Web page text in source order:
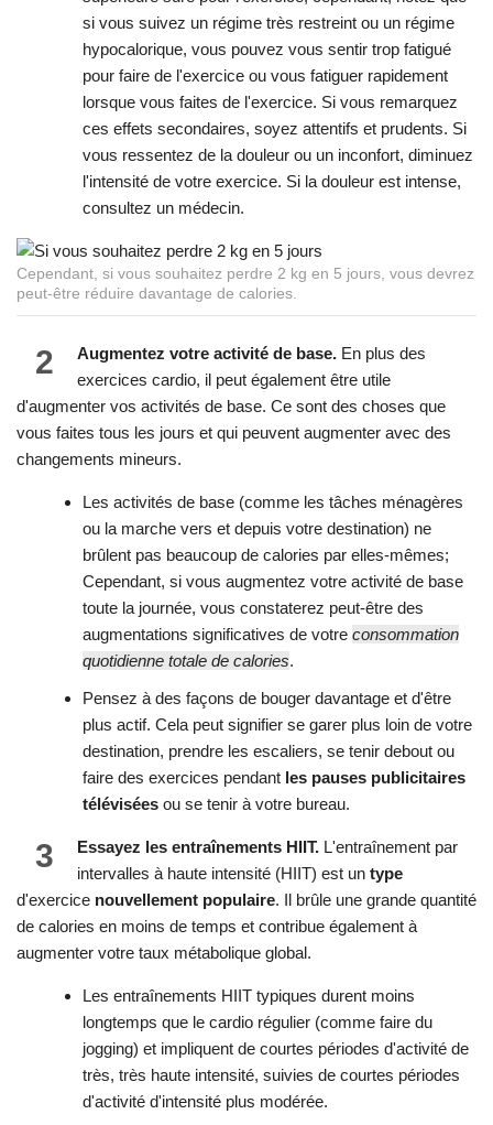
si vous suivez un régime très restreint ou un régime
hypocalorique, vous pouvez vous sentir trop fatigué
pour faire de l'exercice ou vous fatiguer rapidement
lorsque vous faites de l'exercice. Si vous remarquez
ces effets secondaires, soyez attentifs et prudents. Si
vous ressentez de la douleur ou un inconfort, diminuez
l'intensité de votre exercice. Si la douleur est intense,
consultez un médecin.
Cependant, si vous souhaitez perdre 2 kg en 5 jours, vous devrez
peut-être réduire davantage de calories.
2 Augmentez votre activité de base. En plus des
exercices cardio, il peut également être utile
d'augmenter vos activités de base. Ce sont des choses que
vous faites tous les jours et qui peuvent augmenter avec des
changements mineurs.
Les activités de base (comme les tâches ménagères
ou la marche vers et depuis votre destination) ne
brûlent pas beaucoup de calories par elles-mêmes;
Cependant, si vous augmentez votre activité de base
toute la journée, vous constaterez peut-être des
augmentations significatives de votre consommation
quotidienne totale de calories.
Pensez à des façons de bouger davantage et d'être
plus actif. Cela peut signifier se garer plus loin de votre
destination, prendre les escaliers, se tenir debout ou
faire des exercices pendant les pauses publicitaires
télévisées ou se tenir à votre bureau.
3 Essayez les entraînements HIIT. L'entraînement par
intervalles à haute intensité (HIIT) est un type
d'exercice nouvellement populaire. Il brûle une grande quantité
de calories en moins de temps et contribue également à
augmenter votre taux métabolique global.
Les entraînements HIIT typiques durent moins
longtemps que le cardio régulier (comme faire du
jogging) et impliquent de courtes périodes d'activité de
très, très haute intensité, suivies de courtes périodes
d'activité d'intensité plus modérée.